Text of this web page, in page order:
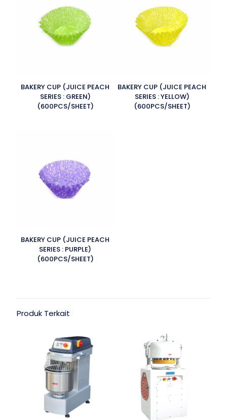
BAKERY CUP (JUICE PEACH
SERIES : GREEN)
(600PCS/SHEET)
BAKERY CUP (JUICE PEACH
SERIES : YELLOW)
(600PCS/SHEET)
BAKERY CUP (JUICE PEACH
SERIES : PURPLE)
(600PCS/SHEET)
Produk Terkait